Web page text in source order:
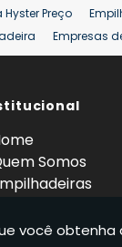
Preço
Empresas
Empilhadeira
Empilhadeira
Comprar
Somos
você obtenha